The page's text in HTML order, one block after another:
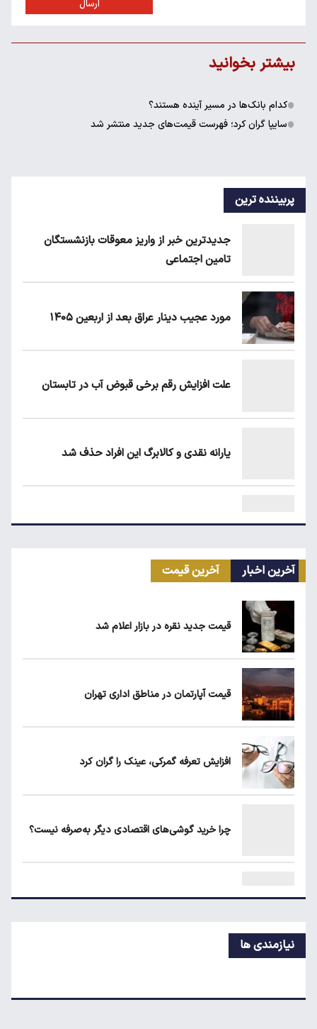
ارسال
بیشتر بخوانید
کدام بانک‌ها در مسیر آینده هستند؟
سایپا گران کرد؛ فهرست قیمت‌های جدید منتشر شد
پربیننده ترین
جدیدترین خبر از واریز معوقات بازنشستگان
تامین اجتماعی
مورد عجیب دینار عراق بعد از اربعین ۱۴۰۵
علت افزایش رقم برخی قبوض آب در تابستان
یارانه نقدی و کالابرگ این افراد حذف شد
مرغ گران می‌شود
سهمیه بنزین خودروهای فرسوده قطع می‌شود؟
آخرین اخبار آخرین قیمت
قیمت جدید نقره در بازار اعلام شد
قیمت آپارتمان در مناطق اداری تهران
افزایش تعرفه گمرکی، عینک را گران کرد
چرا خرید گوشی‌های اقتصادی دیگر به‌صرفه نیست؟
ادامه رکوردشکنی در تالار شیشه‌ای
نیازمندی ها